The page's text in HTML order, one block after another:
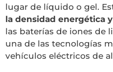
lugar de líquido o gel.
la densidad energética
las baterías de iones de
una de las tecnologías
vehículos eléctricos de